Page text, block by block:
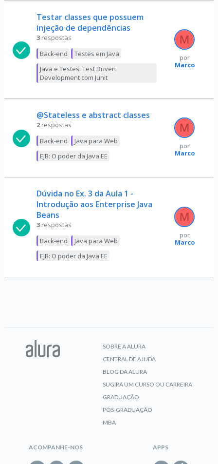
Testar classes que possuem
injeção de dependências
3 respostas
Back-end
Testes em Java
Java e Testes: Test Driven
Development com Junit
por
Marco
@Stateless e abstract classes
2 respostas
Back-end
Java para Web
EJB: O poder da Java EE
por
Marco
Dúvida no Ex. 3 da Aula 1 -
Introdução aos Enterprise Java
Beans
3 respostas
Back-end
Java para Web
EJB: O poder da Java EE
por
Marco
SOBRE A ALURA
CENTRAL DE AJUDA
BLOG DA ALURA
SUGIRA UM CURSO OU CARREIRA
GRADUAÇÃO
PÓS-GRADUAÇÃO
MBA
ACOMPANHE-NOS APPS